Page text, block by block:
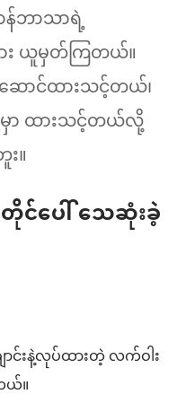
န်ဘာသာရဲ့
း ယူမှတ်ကြတယ်။
ောင်ထားသင့်တယ်၊
မှာ ထားသင့်တယ်လို့
။
င်ပေါ် သေဆုံးခဲ့
င်းနဲ့လုပ်ထားတဲ့ လက်ဝါး
ယ်။